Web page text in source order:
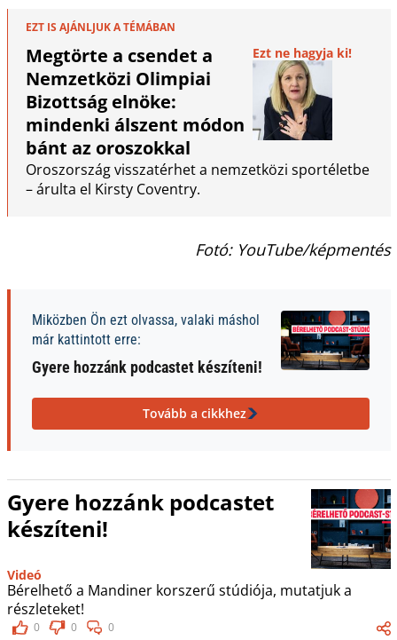
EZT IS AJÁNLJUK A TÉMÁBAN
Megtörte a csendet a
Nemzetközi Olimpiai
Bizottság elnöke:
mindenki álszent módon
bánt az oroszokkal
Ezt ne hagyja ki!
Oroszország visszatérhet a nemzetközi sportéletbe
– árulta el Kirsty Coventry.
Fotó: YouTube/képmentés
Miközben Ön ezt olvassa, valaki máshol
már kattintott erre:
Gyere hozzánk podcastet készíteni!
Tovább a cikkhez
Gyere hozzánk podcastet
készíteni!
Videó
Bérelhető a Mandiner korszerű stúdiója, mutatjuk a
részleteket!
0 0 0